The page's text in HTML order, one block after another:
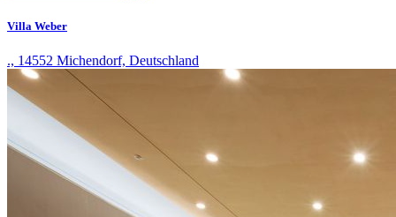
Villa Weber
., 14552 Michendorf, Deutschland